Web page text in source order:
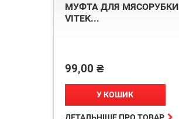
МУФТА ДЛЯ МЯСОРУБКИ
VITEK...
Ціна
99,00 ₴

У КОШИК
ДЕТАЛЬНІШЕ ПРО ТОВАР